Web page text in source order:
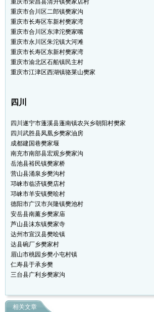
重庆市荣昌县清升镇樊家店村
重庆市合川区二郎镇樊家沟
重庆市长寿区车新村樊家湾
重庆市合川区东津沱樊家嘴
重庆市永川区朱沱镇大河滩
重庆市长寿区东新村樊家湾
重庆市渝北区石船镇民主村
重庆市江津区西湖镇骆莱山樊家
四川
四川遂宁市蓬溪县蓬南镇农兴乡朝阳村樊家
四川武胜县凤凰乡樊家油房
成都建国巷樊家堰
南充市南部县宏观乡樊家沟
岳池县裕民镇樊家桥
营山县涌泉乡樊沟村
邛崃市临济镇樊店村
邛崃市羊安镇樊哙村
德阳市广汉市兴隆镇樊池村
安岳县南薰乡樊家庙
芦山县沫东镇樊家寺
达州市宣汉县樊哙镇
达县碗厂乡樊家村
眉山市桃园乡樊小屯村镇
仁寿县于承乡樊
三台县广利乡樊家沟
相关文章